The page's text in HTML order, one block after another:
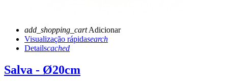
add_shopping_cartAdicionar
Visualização rápidasearch
Detailscached
Salva - Ø20cm